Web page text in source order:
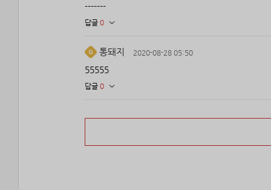
-------
답글 0
통돼지 2020-08-28 05:50
55555
답글 0